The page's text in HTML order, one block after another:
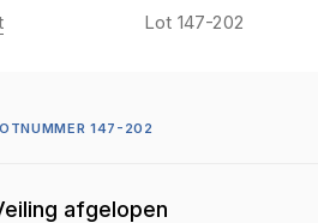
Lot 147-202
147-202
afgelopen